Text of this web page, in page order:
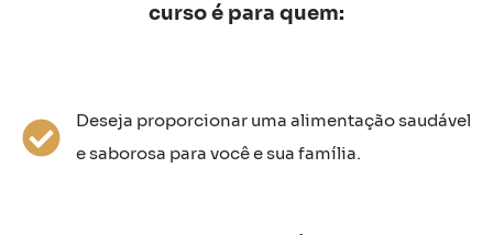
curso é para quem:
Deseja proporcionar uma alimentação saudável
e saborosa para você e sua família.